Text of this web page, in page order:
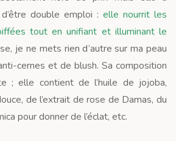
double emploi : elle nourrit les
tout en unifiant et illuminant le
je ne mets rien d’autre sur ma peau
cernes et de blush. Sa composition
; elle contient de l’huile de jojoba,
de l’extrait de rose de Damas, du
pour donner de l’éclat, etc.